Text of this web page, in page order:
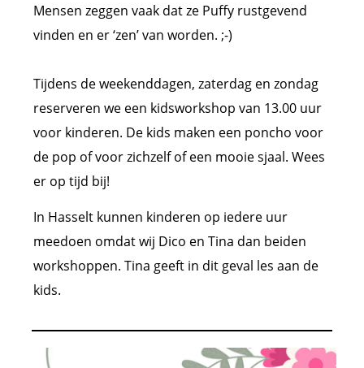
Mensen zeggen vaak dat ze Puffy rustgevend
vinden en er ‘zen’ van worden. ;-)
Tijdens de weekenddagen, zaterdag en zondag
reserveren we een kidsworkshop van 13.00 uur
voor kinderen. De kids maken een poncho voor
de pop of voor zichzelf of een mooie sjaal. Wees
er op tijd bij!
In Hasselt kunnen kinderen op iedere uur
meedoen omdat wij Dico en Tina dan beiden
workshoppen. Tina geeft in dit geval les aan de
kids.